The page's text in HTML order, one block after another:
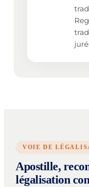
VOIE DE
Apostille,
légalisation